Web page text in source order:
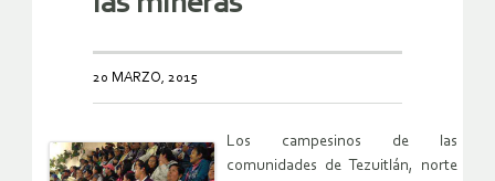
20 MARZO, 2015
Los campesinos de las
comunidades de Tezuitlán, norte